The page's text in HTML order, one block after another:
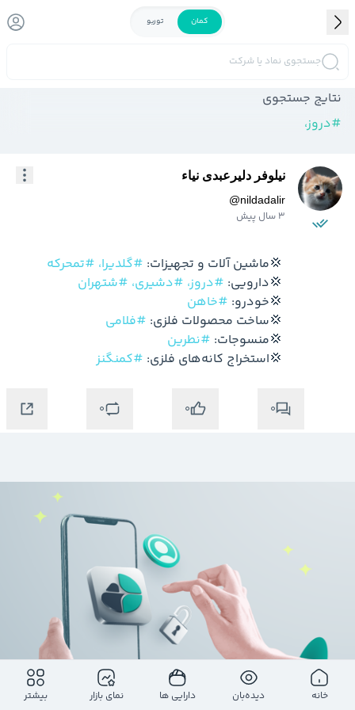
کمان توربو
جستجوی نماد یا شرکت
نتایج جستجوی
#دروز،
نیلوفر دلیرعبدی نیاء
@nildadalir
3 سال پیش
#گلدیرا، #تمحرکه
#دروز، #دشیری، #شتهران
#خاهن
#فلامی
#نطرین
#کمنگنز
0
0
0
خانه دیده‌بان دارایی ها نمای بازار بیشتر